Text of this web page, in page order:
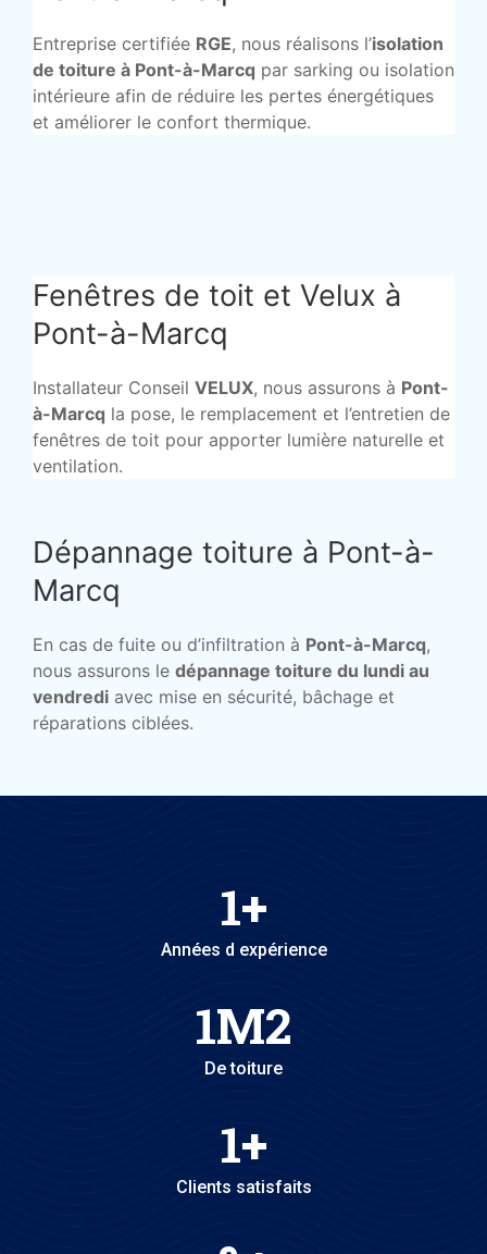
Entreprise certifiée RGE, nous réalisons l’isolation
de toiture à Pont-à-Marcq par sarking ou isolation
intérieure afin de réduire les pertes énergétiques
et améliorer le confort thermique.
Fenêtres de toit et Velux à
Pont-à-Marcq
Installateur Conseil VELUX, nous assurons à Pont-
à-Marcq la pose, le remplacement et l’entretien de
fenêtres de toit pour apporter lumière naturelle et
ventilation.
Dépannage toiture à Pont-à-
Marcq
En cas de fuite ou d’infiltration à Pont-à-Marcq,
nous assurons le dépannage toiture du lundi au
vendredi avec mise en sécurité, bâchage et
réparations ciblées.
1+
Années d expérience
1M2
De toiture
1+
Clients satisfaits